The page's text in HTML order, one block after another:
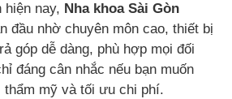
hiện nay, Nha khoa Sài Gòn
đầu nhờ chuyên môn cao, thiết bị
góp dễ dàng, phù hợp mọi đối
đáng cân nhắc nếu bạn muốn
thẩm mỹ và tối ưu chi phí.